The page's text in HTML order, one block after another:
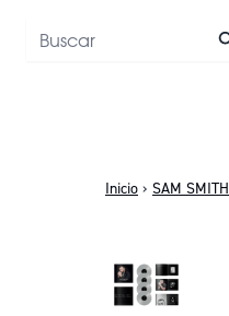
Inicio › SAM SMITH